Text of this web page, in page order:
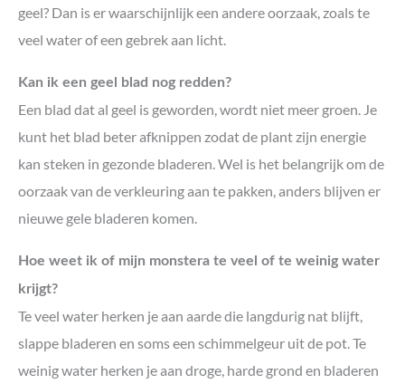
geel? Dan is er waarschijnlijk een andere oorzaak, zoals te
veel water of een gebrek aan licht.
Kan ik een geel blad nog redden?
Een blad dat al geel is geworden, wordt niet meer groen. Je
kunt het blad beter afknippen zodat de plant zijn energie
kan steken in gezonde bladeren. Wel is het belangrijk om de
oorzaak van de verkleuring aan te pakken, anders blijven er
nieuwe gele bladeren komen.
Hoe weet ik of mijn monstera te veel of te weinig water
krijgt?
Te veel water herken je aan aarde die langdurig nat blijft,
slappe bladeren en soms een schimmelgeur uit de pot. Te
weinig water herken je aan droge, harde grond en bladeren